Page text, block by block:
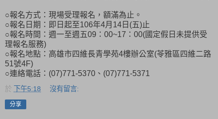
○報名方式：現場受理報名，額滿為止。
○報名日期：即日起至106年4月14日(五)止
○報名時間：週一至週五09：00~17：00(國定假日未提供受
理報名服務)
○報名地點：高雄市四維長青學苑4樓辦公室(苓雅區四維二路
51號4F)
○連絡電話：(07)771-5370、(07)771-5371
於 下午5:18 沒有留言:
分享